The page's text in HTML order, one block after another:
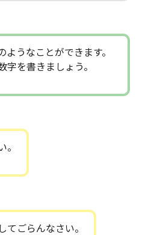
ようなことができます。
を書きましょう。
。
てごらんなさい。